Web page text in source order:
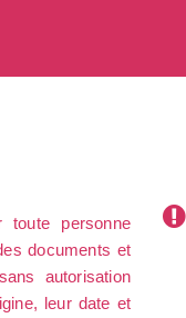
toute personne
documents et
autorisation
leur date et